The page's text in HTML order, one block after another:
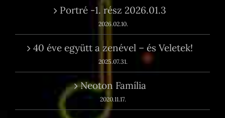
Portré -1. rész 2026.01.3
2026.02.10.
40 éve együtt a zenével – és Veletek!
2025.07.31.
Neoton Família
2020.11.17.